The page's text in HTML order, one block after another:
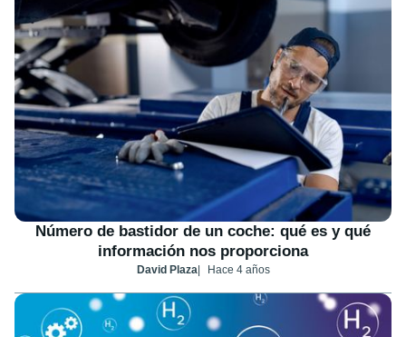
Número de bastidor de un coche: qué es y qué
información nos proporciona
David Plaza Hace 4 años